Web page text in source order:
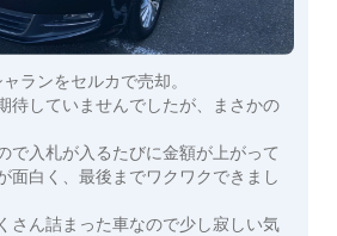
ランをセルカで売却。
待していませんでしたが、まさかの
で入札が入るたびに金額が上がって
面白く、最後までワクワクできまし
さん詰まった車なので少し寂しい気